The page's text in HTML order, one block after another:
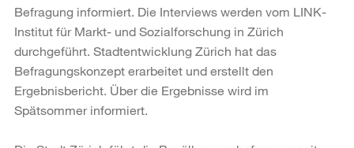
Befragung informiert. Die Interviews werden vom LINK-
Institut für Markt- und Sozialforschung in Zürich
durchgeführt. Stadtentwicklung Zürich hat das
Befragungskonzept erarbeitet und erstellt den
Ergebnisbericht. Über die Ergebnisse wird im
Spätsommer informiert.